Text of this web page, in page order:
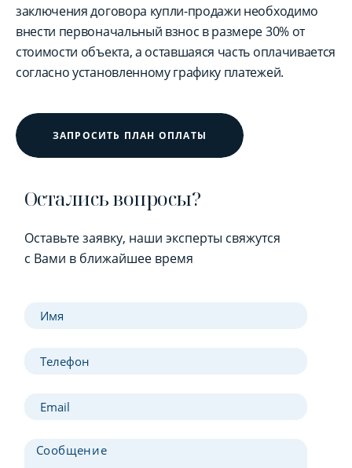
заключения договора купли-продажи необходимо
внести первоначальный взнос в размере 30% от
стоимости объекта, а оставшаяся часть оплачивается
согласно установленному графику платежей.
ЗАПРОСИТЬ ПЛАН ОПЛАТЫ
Остались вопросы?
Оставьте заявку, наши эксперты свяжутся
с Вами в ближайшее время